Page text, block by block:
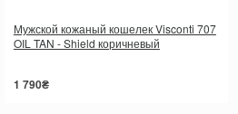
Мужской кожаный кошелек Visconti 707
OIL TAN - Shield коричневый
1 790₴